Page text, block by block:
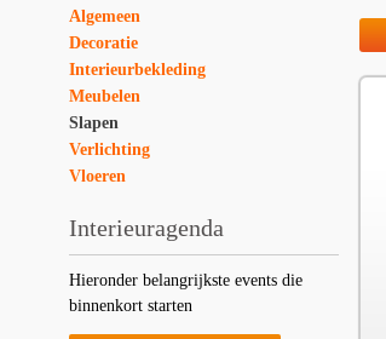
Algemeen
Decoratie
Interieurbekleding
Meubelen
Slapen
Verlichting
Vloeren
Interieuragenda
Hieronder belangrijkste events die
binnenkort starten